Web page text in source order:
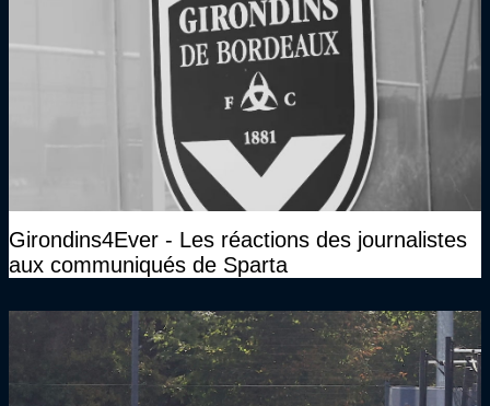
Girondins4Ever - Les réactions des journalistes
aux communiqués de Sparta